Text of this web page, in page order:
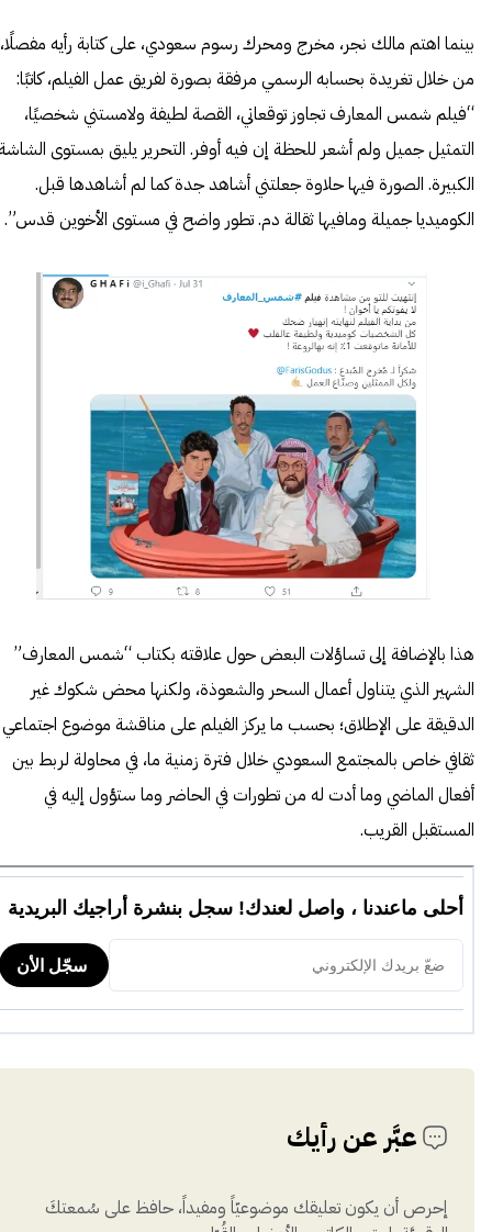
بينما اهتم مالك نجر، مخرج ومحرك رسوم سعودي، على كتابة رأيه مفصلًا،
من خلال تغريدة بحسابه الرسمي مرفقة بصورة لفريق عمل الفيلم، كاتبًا:
“فيلم شمس المعارف تجاوز توقعاتي، القصة لطيفة ولامستني شخصيًا،
التمثيل جميل ولم أشعر للحظة إن فيه أوفر. التحرير يليق بمستوى
الكبيرة. الصورة فيها حلاوة جعلتني أشاهد جدة كما لم أشاهدها قبل.
الكوميديا جميلة ومافيها ثقالة دم. تطور واضح في مستوى الأخوين قدس”.
هذا بالإضافة إلى تساؤلات البعض حول علاقته بكتاب “شمس المعارف”
الشهير الذي يتناول أعمال السحر والشعوذة، ولكنها محض شكوك غير
الدقيقة على الإطلاق؛ بحسب ما يركز الفيلم على مناقشة موضوع اجتماعي
ثقافي خاص بالمجتمع السعودي خلال فترة زمنية ما، في محاولة لربط بين
أفعال الماضي وما أدت له من تطورات في الحاضر وما ستؤول إليه في
المستقبل القريب.
عبَّر عن رأيك
إحرص أن يكون تعليقك موضوعيّاً ومفيداً، حافظ على سُمعتكَ